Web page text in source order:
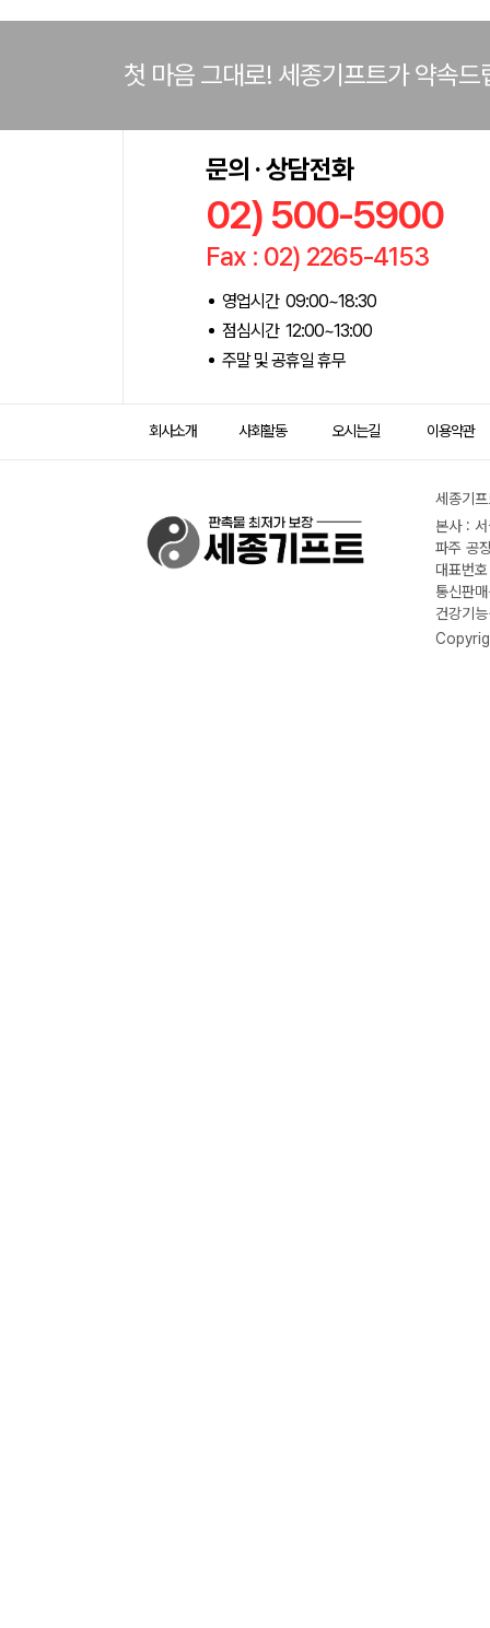
첫 마음 그대로! 세종기프트가 약속드
문의 · 상담전화
02) 500-5900
Fax : 02) 2265-4153
영업시간 09:00~18:30
점심시간 12:00~13:00
주말 및 공휴일 휴무
회사소개 사회활동 오시는길 이용약관
세종기
본사 :
파주 공
대표번
통신판
건강기